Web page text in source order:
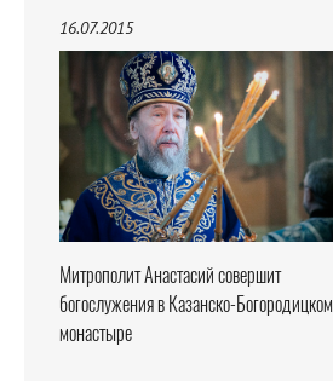
16.07.2015
Митрополит Анастасий совершит
богослужения в Казанско-Богородицком
монастыре